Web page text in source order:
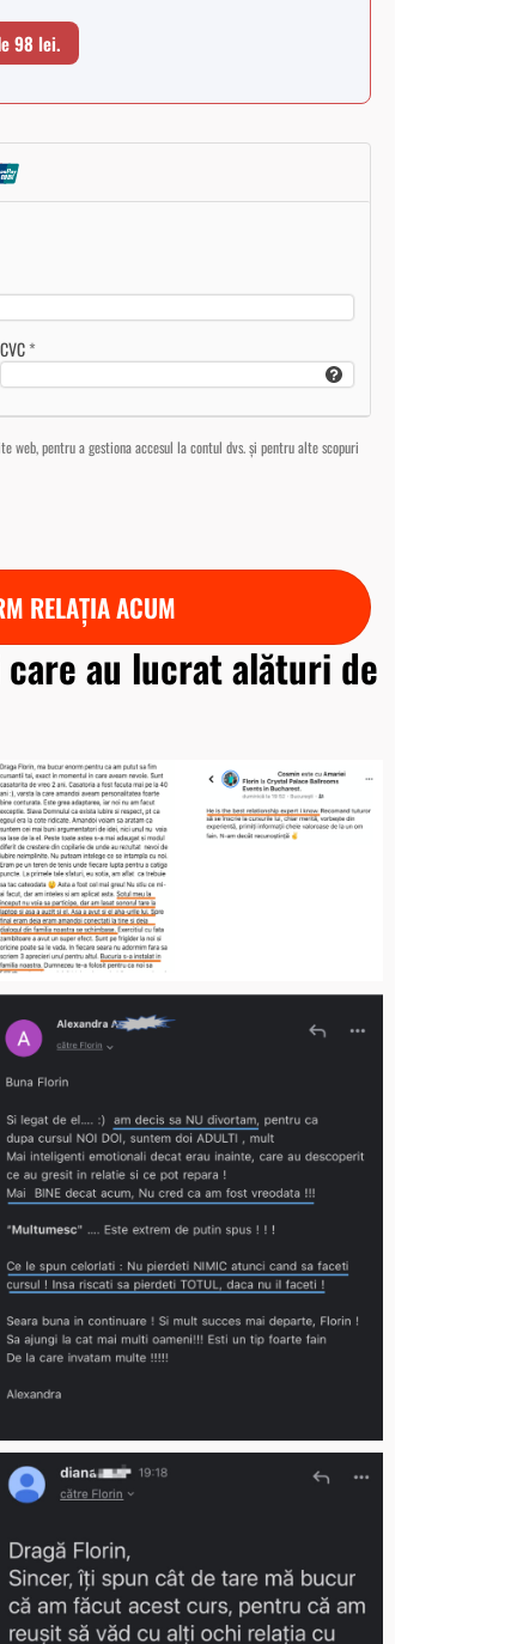
98 lei.
CVC*
web, pentru a gestiona accesul la contul dvs. și pentru alte scopuri
RELAȚIA ACUM
au lucrat alături de